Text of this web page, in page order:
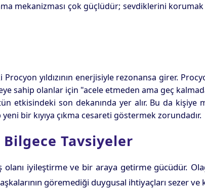
mekanizması çok güçlüdür; sevdiklerini
Procyon yıldızının enerjisiyle rezonansa girer.
sahip olanlar için "acele etmeden ama geç
etkisindeki son dekanında yer alır. Bu da
bir kıyıya çıkma cesareti göstermek zorundadır.
Bilgece Tavsiyeler
olanı iyileştirme ve bir araya getirme gücüdür.
göremediği duygusal ihtiyaçları sezer